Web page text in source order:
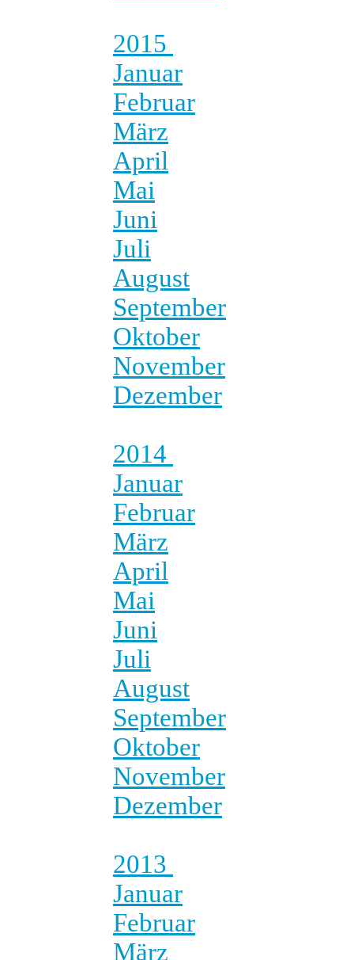
2015
Januar
Februar
März
April
Mai
Juni
Juli
August
September
Oktober
November
Dezember
2014
Januar
Februar
März
April
Mai
Juni
Juli
August
September
Oktober
November
Dezember
2013
Januar
Februar
März